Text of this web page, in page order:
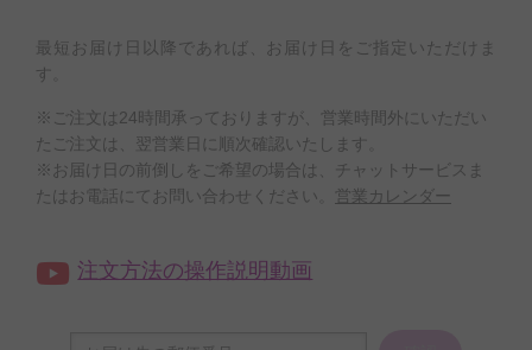
最短お届け日以降であれば、お届け日をご指定いただけま
す。
※ご注文は24時間承っておりますが、営業時間外にいただい
たご注文は、翌営業日に順次確認いたします。
※お届け日の前倒しをご希望の場合は、チャットサービスま
たはお電話にてお問い合わせください。
営業カレンダー
注文方法の操作説明動画